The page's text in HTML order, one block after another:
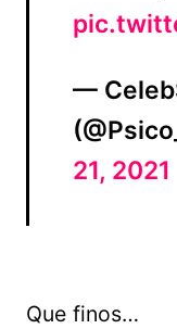
—
21, 2021
Que finos…